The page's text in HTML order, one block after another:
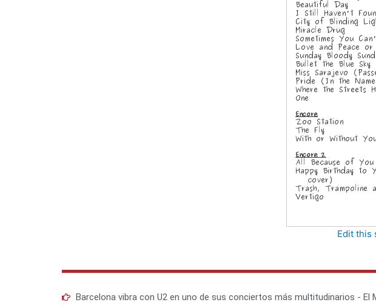
Edit this
Barcelona vibra con U2 en uno de sus conciertos más multitudinarios - El